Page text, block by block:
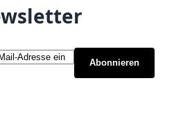
Newsletter an:
Abonnieren